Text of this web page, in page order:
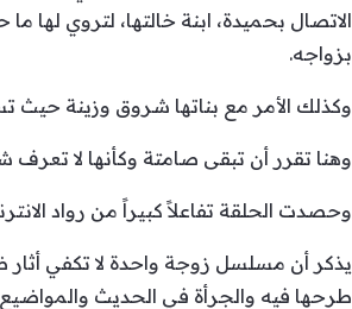
الاتصال بحميدة، ابنة خالتها، لتروي لها
بزواجه.
وكذلك الأمر مع بناتها شروق وزينة حيث
وهنا تقرر أن تبقى صامتة وكأنها لا تعرف
وحصدت الحلقة تفاعلاً كبيراً من رواد
يذكر أن مسلسل زوجة واحدة لا تكفي أثار
طرحها فيه والجرأة في الحديث والمواضيع